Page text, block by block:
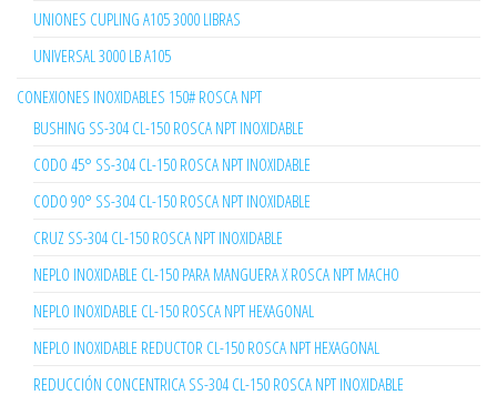
UNIONES CUPLING A105 3000 LIBRAS
UNIVERSAL 3000 LB A105
CONEXIONES INOXIDABLES 150# ROSCA NPT
BUSHING SS-304 CL-150 ROSCA NPT INOXIDABLE
CODO 45° SS-304 CL-150 ROSCA NPT INOXIDABLE
CODO 90° SS-304 CL-150 ROSCA NPT INOXIDABLE
CRUZ SS-304 CL-150 ROSCA NPT INOXIDABLE
NEPLO INOXIDABLE CL-150 PARA MANGUERA X ROSCA NPT MACHO
NEPLO INOXIDABLE CL-150 ROSCA NPT HEXAGONAL
NEPLO INOXIDABLE REDUCTOR CL-150 ROSCA NPT HEXAGONAL
REDUCCIÓN CONCENTRICA SS-304 CL-150 ROSCA NPT INOXIDABLE